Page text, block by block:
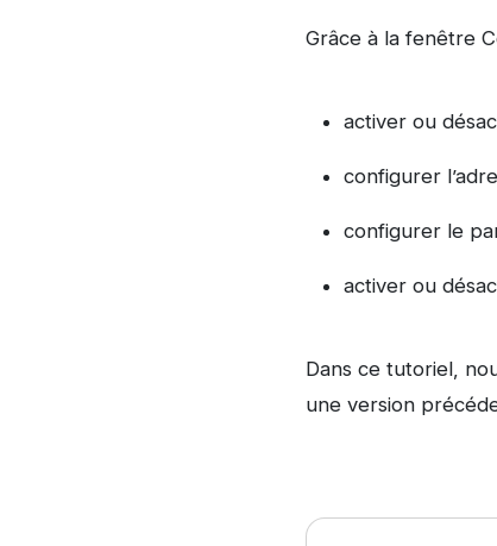
Grâce à la fenêtre
activer ou
configurer
configurer le
activer ou
Dans ce tutoriel,
une version